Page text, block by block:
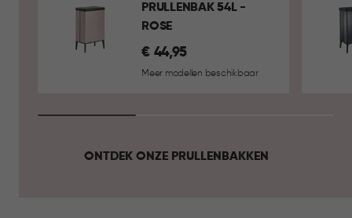
PRULLENBAK 54L -
ROSE
€
44,95
€ 44,95
Meer modellen beschikbaar
ONTDEK ONZE PRULLENBAKKEN